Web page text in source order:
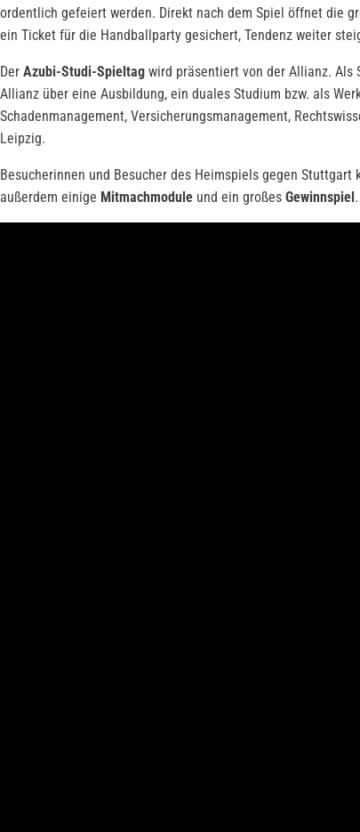
ordentlich gefeiert werden. Direkt nach dem Spiel öffnet die
ein Ticket für die Handballparty gesichert, Tendenz weiter
Der Azubi-Studi-Spieltag wird präsentiert von der Allianz. Als
Allianz über eine Ausbildung, ein duales Studium bzw. als
Schadenmanagement, Versicherungsmanagement,
Leipzig.
Besucherinnen und Besucher des Heimspiels gegen Stuttgart
außerdem einige Mitmachmodule und ein großes Gewinnspiel.